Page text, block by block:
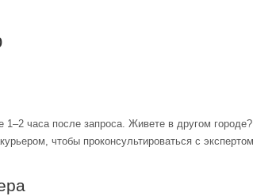
1–2 часа после запроса. Живете в другом
чтобы проконсультироваться с